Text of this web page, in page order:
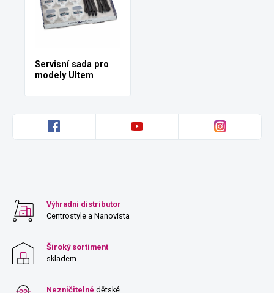
Servisní sada pro
modely Ultem
Výhradní distributor
Centrostyle a Nanovista
Široký sortiment
skladem
Nezničitelné dětské